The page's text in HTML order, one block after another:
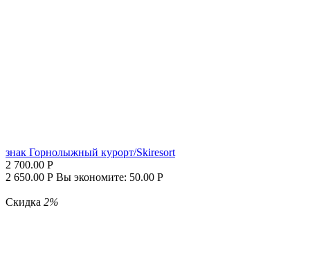
знак Горнолыжный курорт/Skiresort
2 700.00 Р
2 650.00 Р Вы экономите: 50.00 Р
Скидка 2%